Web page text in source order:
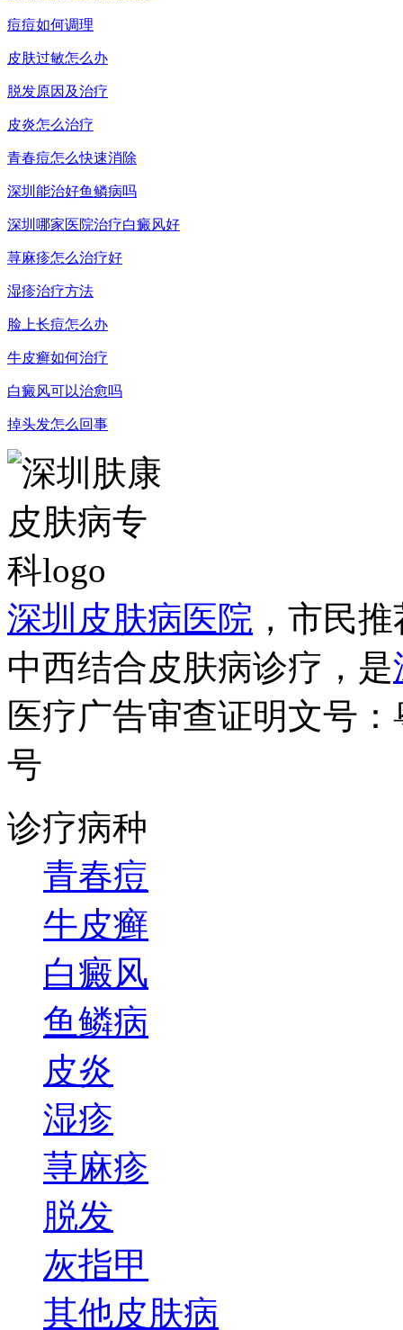
痘痘如何调理
皮肤过敏怎么办
脱发原因及治疗
皮炎怎么治疗
青春痘怎么快速消除
深圳能治好鱼鳞病吗
深圳哪家医院治疗白癜风好
荨麻疹怎么治疗好
湿疹治疗方法
脸上长痘怎么办
牛皮癣如何治疗
白癜风可以治愈吗
掉头发怎么回事
深圳皮肤病医院 ，市民
中西结合皮肤病诊疗，是
医疗广告审查证明文号
号
诊疗病种
青春痘
牛皮癣
白癜风
鱼鳞病
皮炎
湿疹
荨麻疹
脱发
灰指甲
其他皮肤病